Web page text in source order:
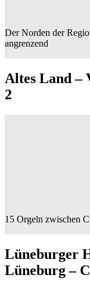
Der Norden der
angrenzend
Altes Land –
2
15 Orgeln zwischen
Lüneburger
Lüneburg –